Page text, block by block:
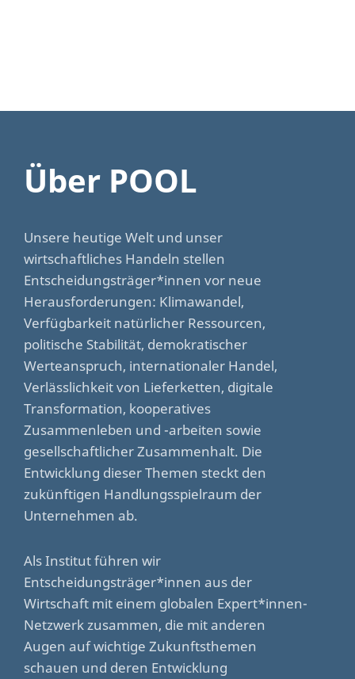
Über POOL
Unsere heutige Welt und unser
wirtschaftliches Handeln stellen
Entscheidungsträger*innen vor neue
Herausforderungen: Klimawandel,
Verfügbarkeit natürlicher Ressourcen,
politische Stabilität, demokratischer
Werteanspruch, internationaler Handel,
Verlässlichkeit von Lieferketten, digitale
Transformation, kooperatives
Zusammenleben und -arbeiten sowie
gesellschaftlicher Zusammenhalt. Die
Entwicklung dieser Themen steckt den
zukünftigen Handlungsspielraum der
Unternehmen ab.
Als Institut führen wir
Entscheidungsträger*innen aus der
Wirtschaft mit einem globalen Expert*innen-
Netzwerk zusammen, die mit anderen
Augen auf wichtige Zukunftsthemen
schauen und deren Entwicklung